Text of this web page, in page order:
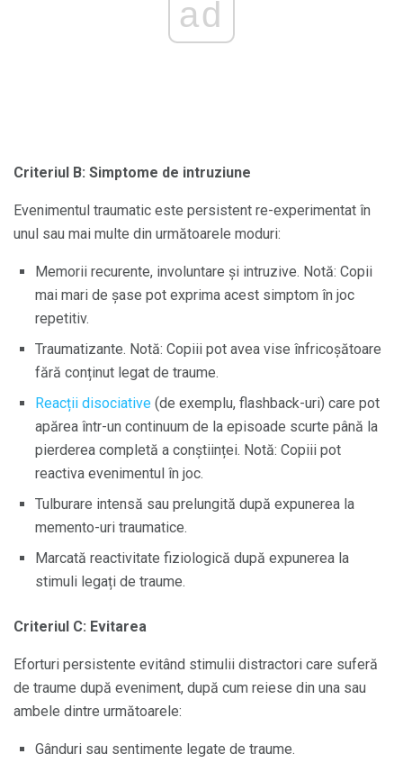
ad
Criteriul B: Simptome de intruziune
Evenimentul traumatic este persistent re-experimentat în
unul sau mai multe din următoarele moduri:
Memorii recurente, involuntare și intruzive. Notă: Copii
mai mari de șase pot exprima acest simptom în joc
repetitiv.
Traumatizante. Notă: Copiii pot avea vise înfricoșătoare
fără conținut legat de traume.
Reacții disociative (de exemplu, flashback-uri) care pot
apărea într-un continuum de la episoade scurte până la
pierderea completă a conștiinței. Notă: Copiii pot
reactiva evenimentul în joc.
Tulburare intensă sau prelungită după expunerea la
memento-uri traumatice.
Marcată reactivitate fiziologică după expunerea la
stimuli legați de traume.
Criteriul C: Evitarea
Eforturi persistente evitând stimulii distractori care suferă
de traume după eveniment, după cum reiese din una sau
ambele dintre următoarele:
Gânduri sau sentimente legate de traume.